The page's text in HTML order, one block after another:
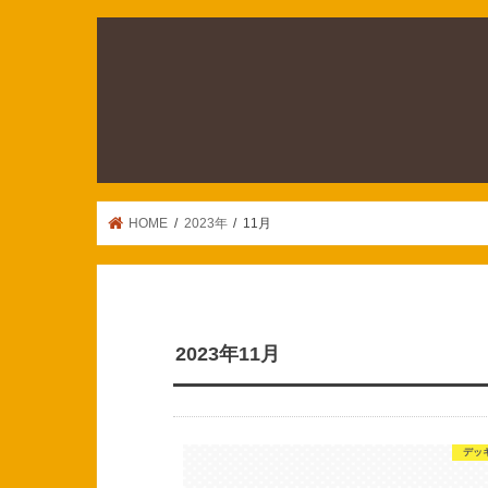
HOME 2023年 11月
2023年11月
デッ